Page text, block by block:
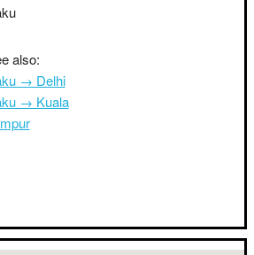
also:
→ Delhi
→ Kuala